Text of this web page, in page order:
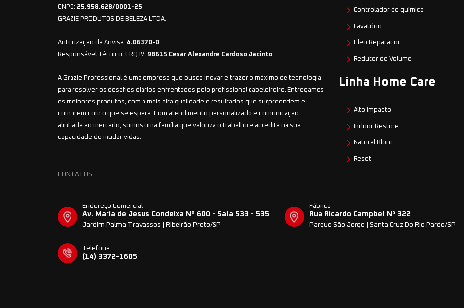
CNPJ: 25.958.628/0001-25
GRAZIE PRODUTOS DE BELEZA LTDA.
Autorização da Anvisa: 4.06370-0
Responsável Técnico: CRQ IV: 98615 Cesar Alexandre Cardoso Jacinto
A Grazie Professional é uma empresa que busca inovar e trazer o máximo de tecnologia
para resolver os desafios diários enfrentados pelo profissional cabeleireiro. Entregamos
os melhores produtos, com a mais alta qualidade e resultados que surpreendem e
cumprem com o que se espera. Com atendimento personalizado e comunicação
alinhada ao mercado, somos uma família que valoriza o trabalho e acredita na sua
capacidade de mudar vidas.
Controlador de química
Lavatório
Oleo Reparador
Redutor de Volume
Linha Home Care
Alto Impacto
Indoor Restore
Natural Blond
Reset
CONTATOS
Endereço Comercial
Av. Maria de Jesus Condeixa Nº 600 - Sala 533 - 535
Jardim Palma Travassos | Ribeirão Preto/SP
Fábrica
Rua Ricardo Campbel Nº 322
Parque São Jorge | Santa Cruz Do Rio Pardo/SP
Telefone
(14) 3372-1605